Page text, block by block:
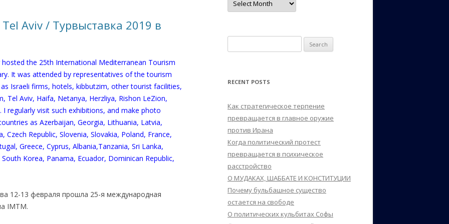
СЕЙЧАС
К СТАРОМУ
ОТЗЫВЫ, ПРЕДЛОЖЕНИЯ,
УТОЧНЕНИЯ, ДОПОЛНЕНИЯ
КТО КОГО ИЩЕТ
Aviv / Турвыставка 2019 в
the 25th International Mediterranean Tourism
It was attended by representatives of the tourism
Israeli firms, hotels, kibbutzim, other tourist facilities,
Tel Aviv, Haifa, Netanya, Herzliya, Rishon LeZion,
regularly visit such exhibitions, and make photo
as Azerbaijan, Georgia, Lithuania, Latvia,
Czech Republic, Slovenia, Slovakia, Poland, France,
Greece, Cyprus, Albania,Tanzania, Sri Lanka,
Korea, Panama, Ecuador, Dominican Republic,
12-13 февраля прошла 25-я международная
IMTM.
for:
RECENT POSTS
Как стратегическое терпение
превращается в главное оружие
против Ирана
Когда политический протест
превращается в психическое
расстройство
О МУДАКАХ, ШАББАТЕ И КОНСТИТУЦИИ
Почему бульбашное существо
остается на свободе
О политических кульбитах Софы